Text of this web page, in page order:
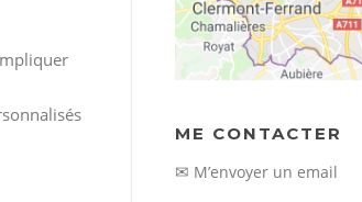
ME CONTACTER
✉ M’envoyer un email